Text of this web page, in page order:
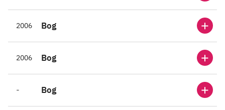
2006 Bog
2006 Bog
- Bog